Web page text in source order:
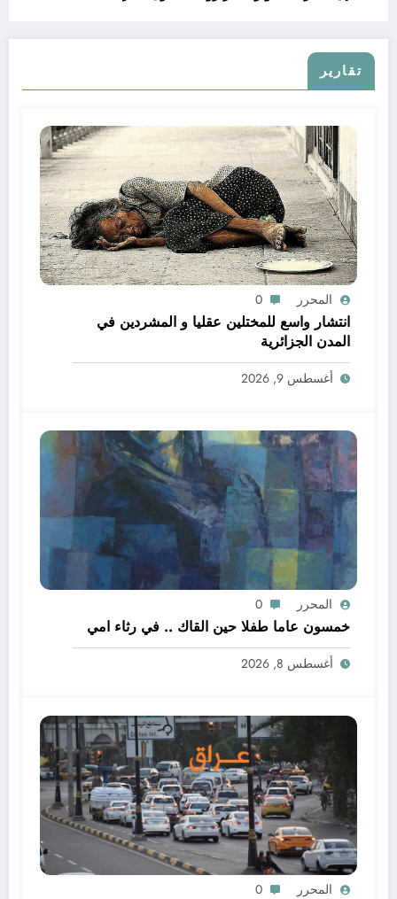
تقارير
المحرر 0
انتشار واسع للمختلين عقليا و المشردين في
المدن الجزائرية
أغسطس 9, 2026
المحرر 0
خمسون عاما طفلا حين القاك .. في رثاء امي
أغسطس 8, 2026
المحرر 0